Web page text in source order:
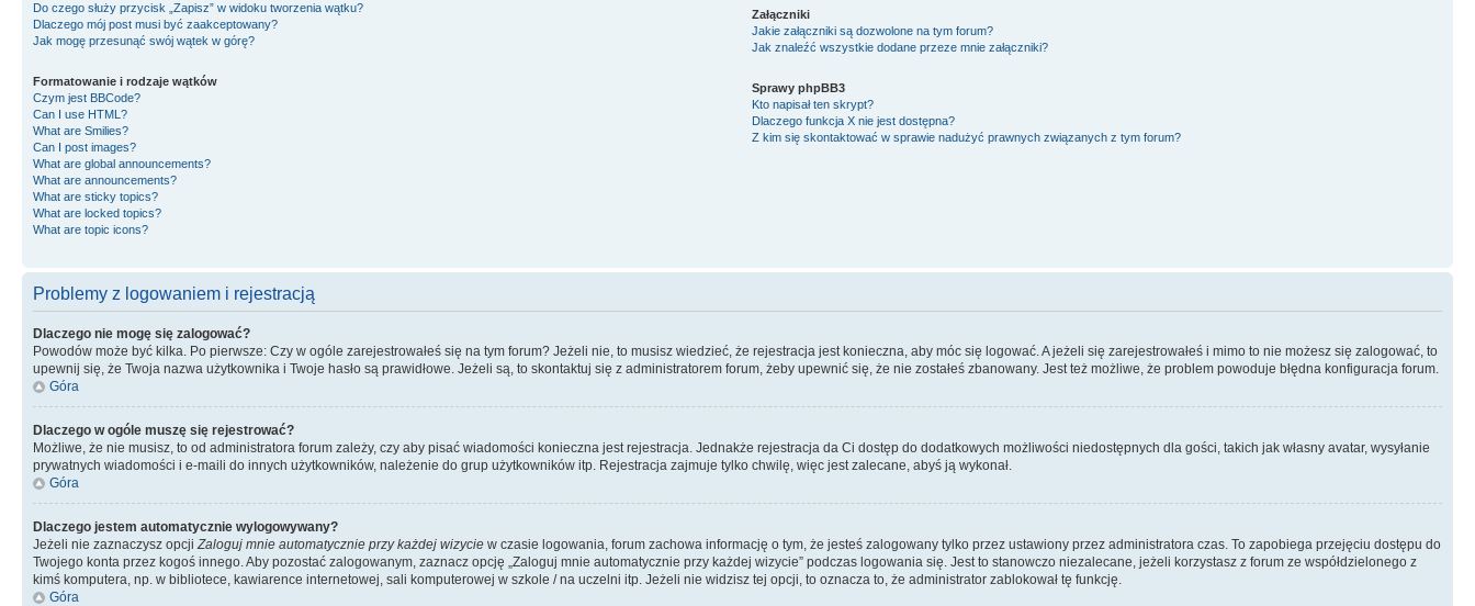
Do czego służy przycisk „Zapisz” w widoku tworzenia wątku?
Dlaczego mój post musi być zaakceptowany?
Jak mogę przesunąć swój wątek w górę?
Formatowanie i rodzaje wątków
Czym jest BBCode?
Can I use HTML?
What are Smilies?
Can I post images?
What are global announcements?
What are announcements?
What are sticky topics?
What are locked topics?
What are topic icons?
Załączniki
Jakie załączniki są dozwolone na tym forum?
Jak znaleźć wszystkie dodane przeze mnie załączniki?
Sprawy phpBB3
Kto napisał ten skrypt?
Dlaczego funkcja X nie jest dostępna?
Z kim się skontaktować w sprawie nadużyć prawnych związanych z tym forum?
Problemy z logowaniem i rejestracją
Dlaczego nie mogę się zalogować?
Powodów może być kilka. Po pierwsze: Czy w ogóle zarejestrowałeś się na tym forum? Jeżeli nie, to musisz wiedzieć, że rejestracja jest konieczna, aby móc się logować. A jeżeli się zarejestrowałeś i mimo to nie możesz się zalogować, to
upewnij się, że Twoja nazwa użytkownika i Twoje hasło są prawidłowe. Jeżeli są, to skontaktuj się z administratorem forum, żeby upewnić się, że nie zostałeś zbanowany. Jest też możliwe, że problem powoduje błędna konfiguracja forum.
Góra
Dlaczego w ogóle muszę się rejestrować?
Możliwe, że nie musisz, to od administratora forum zależy, czy aby pisać wiadomości konieczna jest rejestracja. Jednakże rejestracja da Ci dostęp do dodatkowych możliwości niedostępnych dla gości, takich jak własny avatar, wysyłanie
prywatnych wiadomości i e-maili do innych użytkowników, należenie do grup użytkowników itp. Rejestracja zajmuje tylko chwilę, więc jest zalecane, abyś ją wykonał.
Góra
Dlaczego jestem automatycznie wylogowywany?
Jeżeli nie zaznaczysz opcjiZaloguj mnie automatycznie przy każdej wizycie w czasie logowania, forum zachowa informację o tym, że jesteś zalogowany tylko przez ustawiony przez administratora czas. To zapobiega przejęciu dostępu do
Twojego konta przez kogoś innego. Aby pozostać zalogowanym, zaznacz opcję „Zaloguj mnie automatycznie przy każdej wizycie” podczas logowania się. Jest to stanowczo niezalecane, jeżeli korzystasz z forum ze współdzielonego z
kimś komputera, np. w bibliotece, kawiarence internetowej, sali komputerowej w szkole / na uczelni itp. Jeżeli nie widzisz tej opcji, to oznacza to, że administrator zablokował tę funkcję.
Góra